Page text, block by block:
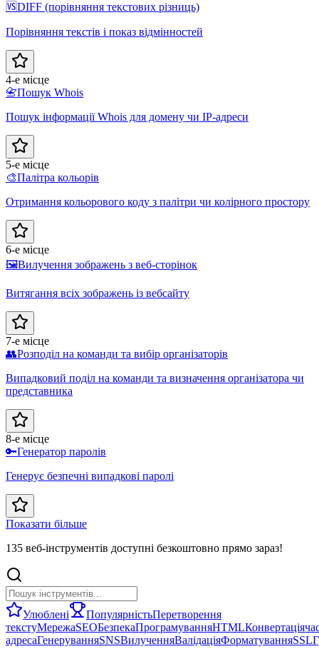
🆚DIFF (порівняння текстових різниць)
Порівняння текстів і показ відмінностей
4-е місце
📇Пошук Whois
Пошук інформації Whois для домену чи IP-адреси
5-е місце
🎨Палітра кольорів
Отримання кольорового коду з палітри чи колірного простору
6-е місце
🖼️Вилучення зображень з веб-сторінок
Витягання всіх зображень із вебсайту
7-е місце
👥Розподіл на команди та вибір організаторів
Випадковий поділ на команди та визначення організатора чи
представника
8-е місце
🔑Генератор паролів
Генерує безпечні випадкові паролі
Показати більше
135 веб-інструментів доступні безкоштовно прямо зараз!
Улюблені ПопулярністьПеретворення
текстуМережаSEOБезпекаПрограмуванняHTMLКонвертація
адресаГенеруванняSNSВилученняВалідаціяФорматуванняSSL